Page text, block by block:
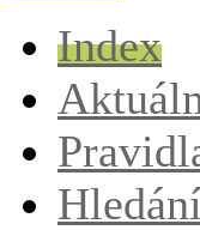
Index
Hledání